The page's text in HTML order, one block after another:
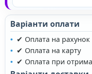
Варіанти оплати
✔ Оплата на рахунок
✔ Оплата на карту
✔ Оплата при